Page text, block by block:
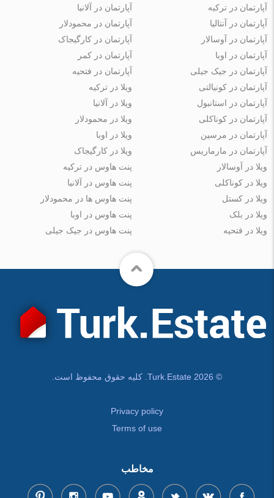
آپارتمان در ترکیه
آپارتمان در آنتالیا
آپارتمان در آوسالار
آپارتمان در اوبا
آپارتمان در جیک جیلی
آپارتمان در آلانیا
آپارتمان در محمودلار
آپارتمان در کارگیجاک
آپارتمان در کمر
آپارتمان در فتحیه
آپارتمان در کونیالتی
آپارتمان در استانبول
آپارتمان در کوناکلی
آپارتمان در مرسین
آپارتمان در مارماریس
ویلا در ترکیه
ویلا در آلانیا
ویلا در محمودلار
ویلا در اوبا
ویلا در کارگیجاک
ویلا در آوسالار
ویلا در کوناکلی
ویلا در کستل
ویلا در بلک
ویلا در فتحیه
پنت هاوس در ترکیه
پنت هاوس در آلانیا
پنت هاوس ها در محمودلار
پنت هاوس در اوبا
پنت هاوس در جیک جیلی
© Turk.Estate 2026. کلیه حقوق محفوظ است.
Privacy policy
Terms of use
مخاطب